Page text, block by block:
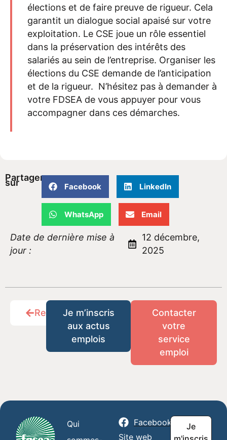
élections et de faire preuve de rigueur. Cela
garantit un dialogue social apaisé sur votre
exploitation. Le CSE joue un rôle essentiel
dans la préservation des intérêts des
salariés au sein de l’entreprise. Organiser les
élections du CSE demande de l’anticipation
et de la rigueur. N’hésitez pas à demander à
votre FDSEA de vous appuyer pour vous
accompagner dans ces démarches.
Partager
sur Facebook LinkedIn
WhatsApp Email
Date de dernière mise à
jour :
12 décembre,
2025
RetourJe m’inscris
aux actus
emplois
Contacter
votre
service
emploi
Qui
Facebook
Site web
Je